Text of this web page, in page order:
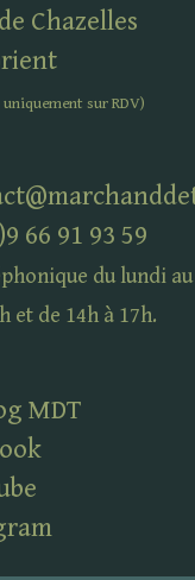
Chazelles
uniquement surRDV)
66 91 93 59
du lundi
et de 14h à 17h.
MDT